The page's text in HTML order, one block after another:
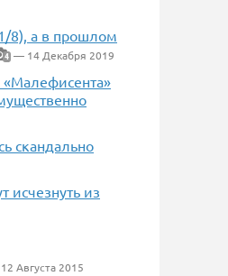
8), а в прошлом
4 — 14 Декабря 2019
«Малефисента»
скандально
исчезнуть из
Августа 2015